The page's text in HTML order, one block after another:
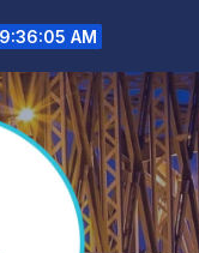
9:36:07 AM